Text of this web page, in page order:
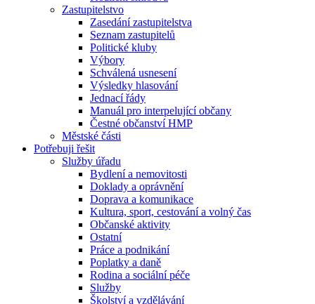
Zastupitelstvo
Zasedání zastupitelstva
Seznam zastupitelů
Politické kluby
Výbory
Schválená usnesení
Výsledky hlasování
Jednací řády
Manuál pro interpelující občany
Čestné občanství HMP
Městské části
Potřebuji řešit
Služby úřadu
Bydlení a nemovitosti
Doklady a oprávnění
Doprava a komunikace
Kultura, sport, cestování a volný čas
Občanské aktivity
Ostatní
Práce a podnikání
Poplatky a daně
Rodina a sociální péče
Služby
Školství a vzdělávání